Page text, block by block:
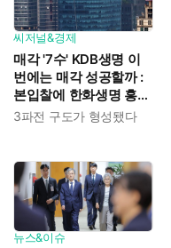
씨저널&경제
매각 '7수' KDB생명 이
번에는 매각 성공할까 :
본입찰에 한화생명 흥국
생명 한국금융지주 최종
3파전 구도가 형성됐다
뉴스&이슈